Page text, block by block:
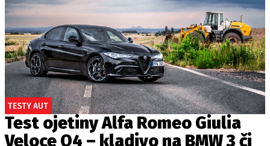
TESTY AUT
Test ojetiny Alfa Romeo Giulia
Veloce Q4 – kladivo na BMW 3 či